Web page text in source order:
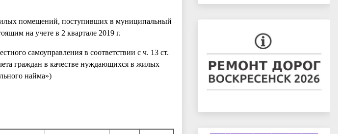
помещений, поступивших в муниципальный
на учете в 2 квартале 2019 г.
самоуправления в соответствии с ч. 13 ст.
граждан в качестве нуждающихся в жилых
найма»)